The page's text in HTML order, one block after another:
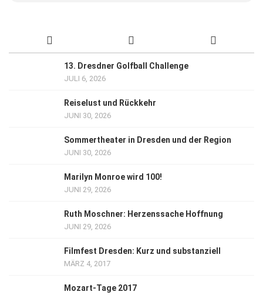
13. Dresdner Golfball Challenge
JULI 6, 2026
Reiselust und Rückkehr
JUNI 30, 2026
Sommertheater in Dresden und der Region
JUNI 30, 2026
Marilyn Monroe wird 100!
JUNI 29, 2026
Ruth Moschner: Herzenssache Hoffnung
JUNI 29, 2026
Filmfest Dresden: Kurz und substanziell
MÄRZ 4, 2017
Mozart-Tage 2017